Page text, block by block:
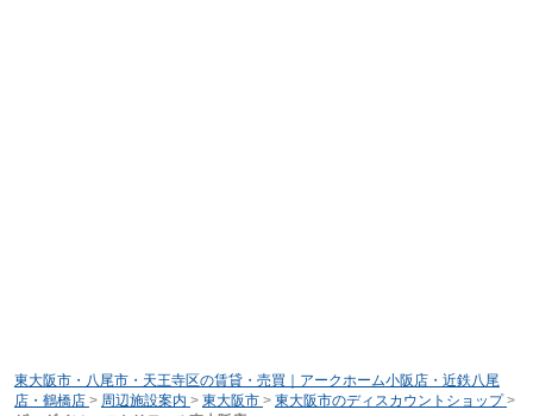
東大阪市・八尾市・天王寺区の賃貸・売買｜アークホーム小阪店・近鉄八尾
店・鶴橋店 > 周辺施設案内 > 東大阪市 > 東大阪市のディスカウントショップ >